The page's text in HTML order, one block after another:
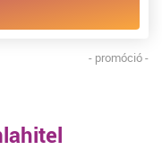
- promóció -